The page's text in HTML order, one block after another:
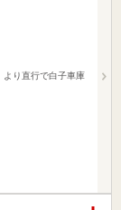
より直行で白子車庫